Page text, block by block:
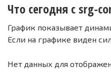
Что сегодня с srg-
График показывает
Если на графике виден
Нет данных для